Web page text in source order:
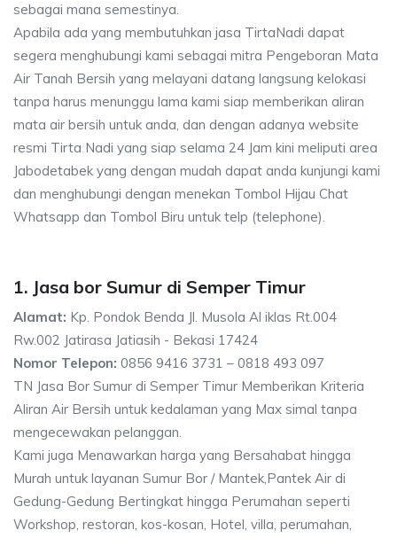
sebagai mana semestinya.
Apabila ada yang membutuhkan jasa TirtaNadi dapat
segera menghubungi kami sebagai mitra Pengeboran Mata
Air Tanah Bersih yang melayani datang langsung kelokasi
tanpa harus menunggu lama kami siap memberikan aliran
mata air bersih untuk anda, dan dengan adanya website
resmi Tirta Nadi yang siap selama 24 Jam kini meliputi area
Jabodetabek yang dengan mudah dapat anda kunjungi kami
dan menghubungi dengan menekan Tombol Hijau Chat
Whatsapp dan Tombol Biru untuk telp (telephone).
1. Jasa bor Sumur di Semper Timur
Alamat: Kp. Pondok Benda Jl. Musola Al iklas Rt.004
Rw.002 Jatirasa Jatiasih - Bekasi 17424
Nomor Telepon: 0856 9416 3731 – 0818 493 097
TN Jasa Bor Sumur di Semper Timur Memberikan Kriteria
Aliran Air Bersih untuk kedalaman yang Max simal tanpa
mengecewakan pelanggan.
Kami juga Menawarkan harga yang Bersahabat hingga
Murah untuk layanan Sumur Bor / Mantek,Pantek Air di
Gedung-Gedung Bertingkat hingga Perumahan seperti
Workshop, restoran, kos-kosan, Hotel, villa, perumahan,